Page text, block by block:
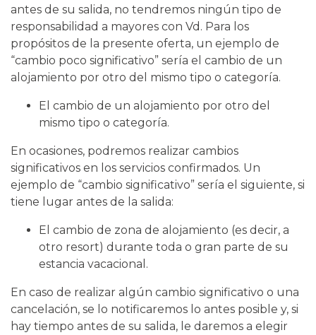
antes de su salida, no tendremos ningún tipo de
responsabilidad a mayores con Vd. Para los
propósitos de la presente oferta, un ejemplo de
“cambio poco significativo” sería el cambio de un
alojamiento por otro del mismo tipo o categoría.
El cambio de un alojamiento por otro del
mismo tipo o categoría.
En ocasiones, podremos realizar cambios
significativos en los servicios confirmados. Un
ejemplo de “cambio significativo” sería el siguiente, si
tiene lugar antes de la salida:
El cambio de zona de alojamiento (es decir, a
otro resort) durante toda o gran parte de su
estancia vacacional.
En caso de realizar algún cambio significativo o una
cancelación, se lo notificaremos lo antes posible y, si
hay tiempo antes de su salida, le daremos a elegir